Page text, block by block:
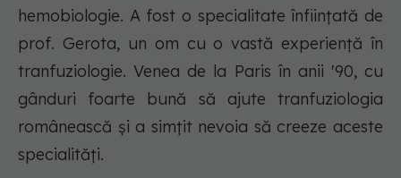
hemobiologie. A fost o specialitate înființată de
prof. Gerota, un om cu o vastă experiență în
tranfuziologie. Venea de la Paris în anii '90, cu
gânduri foarte bună să ajute tranfuziologia
românească și a simțit nevoia să creeze aceste
specialități.